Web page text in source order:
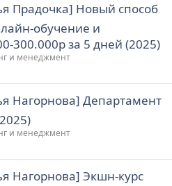
Прадочка] Новый способ
обучение и
300.000р за 5 дней (2025)
и менеджмент
Нагорнова] Департамент
и менеджмент
Нагорнова] Экшн-курс